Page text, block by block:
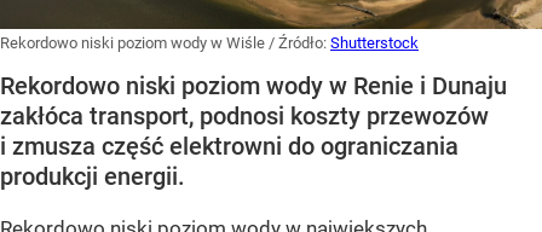
Rekordowo niski poziom wody w Wiśle / Źródło: Shutterstock
Rekordowo niski poziom wody w Renie i Dunaju
zakłóca transport, podnosi koszty przewozów
i zmusza część elektrowni do ograniczania
produkcji energii.